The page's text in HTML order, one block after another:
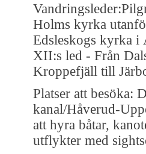
Holms kyrka
Edsleskogs kyrka i
XII:s led - Från
Kroppefjäll till
Platser att besöka:
kanal/Håverud-
att hyra båtar,
utflykter med